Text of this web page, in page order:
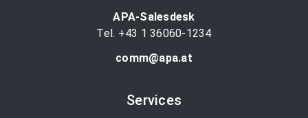
APA-Salesdesk
Tel. +43 1 36060-1234
comm@apa.at
Services